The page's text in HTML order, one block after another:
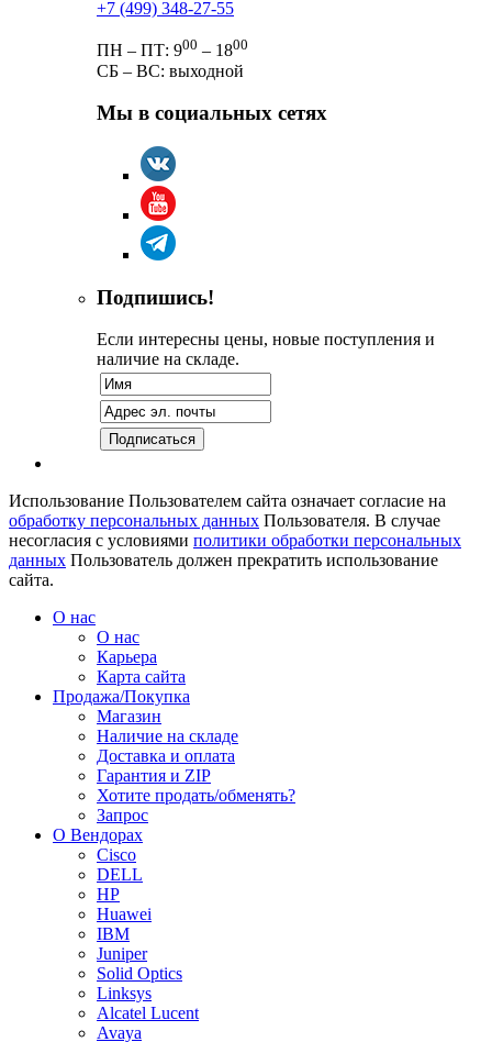
+7 (499) 348-27-55
ПН – ПТ: 900 – 1800
СБ – ВС: выходной
Мы в социальных сетях
Подпишись!
Если интересны цены, новые поступления и
наличие на складе.
Использование Пользователем сайта означает согласие на
обработку персональных данных Пользователя. В случае
несогласия с условиями политики обработки персональных
данных Пользователь должен прекратить использование
сайта.
О нас
О нас
Карьера
Карта сайта
Продажа/Покупка
Магазин
Наличие на складе
Доставка и оплата
Гарантия и ZIP
Хотите продать/обменять?
Запрос
О Вендорах
Cisco
DELL
HP
Huawei
IBM
Juniper
Solid Optics
Linksys
Alcatel Lucent
Avaya